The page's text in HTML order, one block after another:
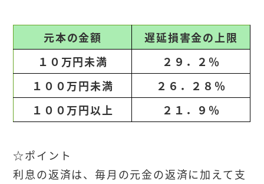
元本の金額
遅延損害金の上限
１０万円未満
２９．２％
１００万円未満
２６．２８％
１００万円以上
２１．９％
☆ポイント
利息の返済は、毎月の元金の返済に加えて支